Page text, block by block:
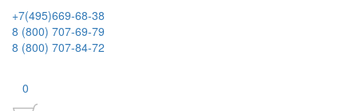
+7(495)669-68-38
8 (800) 707-69-79
8 (800) 707-84-72
0